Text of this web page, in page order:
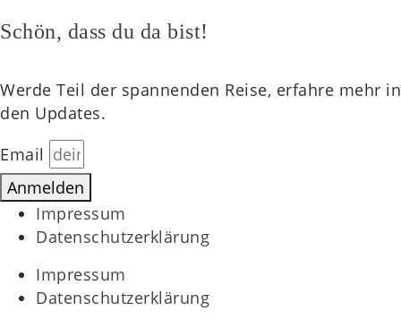
Schön, dass du da bist!
Werde Teil der spannenden Reise, erfahre mehr in
den Updates.
Email
Anmelden
Impressum
Datenschutzerklärung
Impressum
Datenschutzerklärung